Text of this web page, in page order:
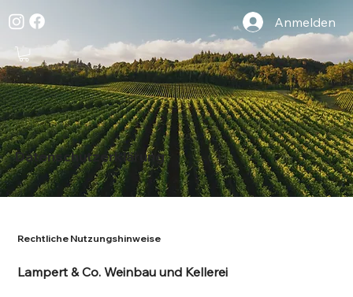
Anmelden
Datenschutzerklärung
Rechtliche Nutzungshinweise
Lampert & Co. Weinbau und Kellerei